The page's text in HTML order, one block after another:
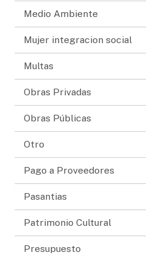
Medio Ambiente
Mujer integracion social
Multas
Obras Privadas
Obras Públicas
Otro
Pago a Proveedores
Pasantias
Patrimonio Cultural
Presupuesto